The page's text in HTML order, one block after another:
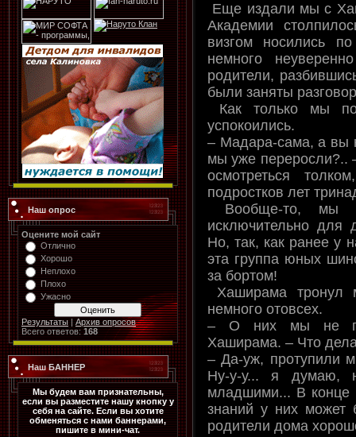
Наш опрос
Оцените мой сайт
Отлично
Хорошо
Неплохо
Плохо
Ужасно
Результаты | Архив опросов
Всего ответов: 168
Наш БАННЕР
Мы будем вам признательны,
если вы разместите нашу кнопку у
себя на сайте. Если вы хотите
обменяться с нами баннерами,
пишите в мини-чат.
Еще издали мы с
Академии
визгом носились
немного
родители,
были заняты
Как только мы
успокоились.
– Мадара-сама, а вы
мы уже
осмотреться
подростков лет
Вообще-то, мы
исключительно для
Но, так, как ранее у
эта группа юных
за бортом!
Хаширама тронул
немного отовсех.
– О них мы не
Хаширама. – Что
– Да-уж, протупили
Ну-у-у... я думаю,
младшими... В конце
знаний у них
родители дома